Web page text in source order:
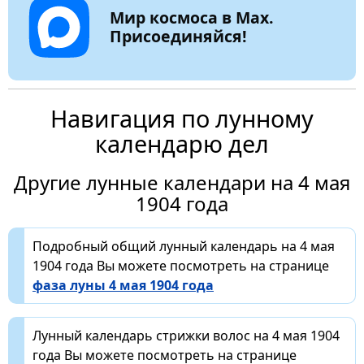
Мир космоса в Max.
Присоединяйся!
Навигация по лунному
календарю дел
Другие лунные календари на 4 мая
1904 года
Подробный общий лунный календарь на 4 мая
1904 года Вы можете посмотреть на странице
фаза луны 4 мая 1904 года
Лунный календарь стрижки волос на 4 мая 1904
года Вы можете посмотреть на странице